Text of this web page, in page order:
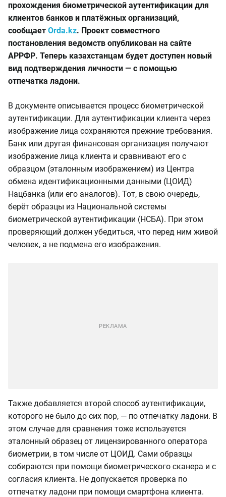
прохождения биометрической аутентификации для
клиентов банков и платёжных организаций,
сообщает Orda.kz. Проект совместного
постановления ведомств опубликован на сайте
АРРФР. Теперь казахстанцам будет доступен новый
вид подтверждения личности — с помощью
отпечатка ладони.
В документе описывается процесс биометрической
аутентификации. Для аутентификации клиента через
изображение лица сохраняются прежние требования.
Банк или другая финансовая организация получают
изображение лица клиента и сравнивают его с
образцом (эталонным изображением) из Центра
обмена идентификационными данными (ЦОИД)
Нацбанка (или его аналогов). Тот, в свою очередь,
берёт образцы из Национальной системы
биометрической аутентификации (НСБА). При этом
проверяющий должен убедиться, что перед ним живой
человек, а не подмена его изображения.
Также добавляется второй способ аутентификации,
которого не было до сих пор, — по отпечатку ладони. В
этом случае для сравнения тоже используется
эталонный образец от лицензированного оператора
биометрии, в том числе от ЦОИД. Сами образцы
собираются при помощи биометрического сканера и с
согласия клиента. Не допускается проверка по
отпечатку ладони при помощи смартфона клиента.